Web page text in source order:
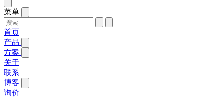
菜单
首页
产品
方案
关于
联系
博客
询价